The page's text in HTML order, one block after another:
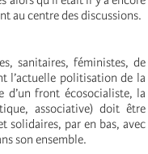
au centre des discussions.
sanitaires, féministes, de
l’actuelle politisation de la
d’un front écosocialiste, la
associative) doit être
solidaires, par en bas, avec
son ensemble.